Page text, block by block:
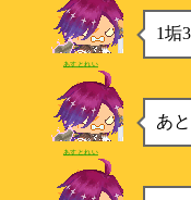
1垢
あすとれい
あ
あすとれい